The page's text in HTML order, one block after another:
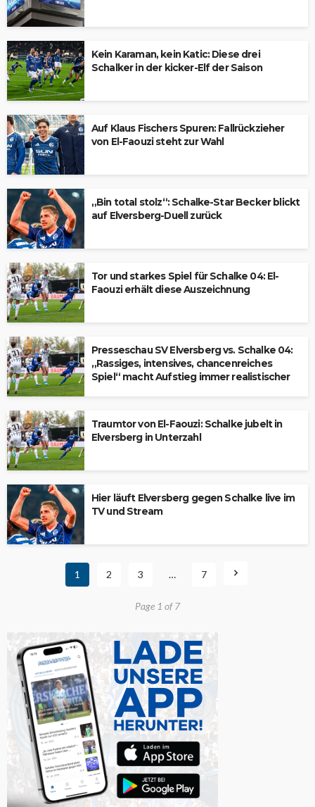
Kein Karaman, kein Katic: Diese drei
Schalker in der kicker-Elf der Saison
Auf Klaus Fischers Spuren: Fallrückzieher
von El-Faouzi steht zur Wahl
„Bin total stolz“: Schalke-Star Becker blickt
auf Elversberg-Duell zurück
Tor und starkes Spiel für Schalke 04: El-
Faouzi erhält diese Auszeichnung
Presseschau SV Elversberg vs. Schalke 04:
„Rassiges, intensives, chancenreiches
Spiel“ macht Aufstieg immer realistischer
Traumtor von El-Faouzi: Schalke jubelt in
Elversberg in Unterzahl
Hier läuft Elversberg gegen Schalke live im
TV und Stream
1 2 3 … 7
Page 1 of 7